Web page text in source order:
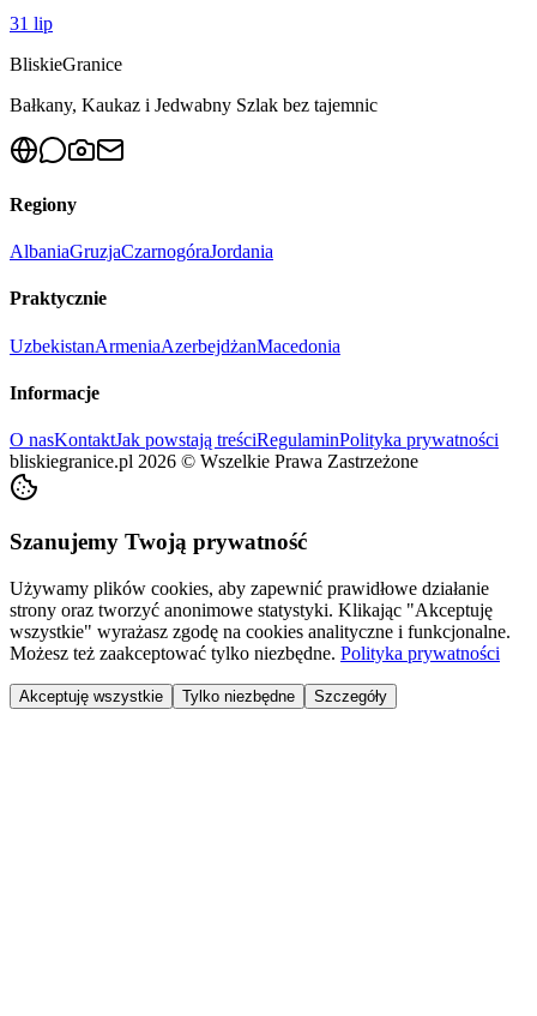
31 lip
BliskieGranice
Bałkany, Kaukaz i Jedwabny Szlak bez tajemnic
Regiony
AlbaniaGruzjaCzarnogóraJordania
Praktycznie
UzbekistanArmeniaAzerbejdżanMacedonia
Informacje
O nasKontaktJak powstają treściRegulaminPolityka prywatności
bliskiegranice.pl 2026 © Wszelkie Prawa Zastrzeżone
Szanujemy Twoją prywatność
Używamy plików cookies, aby zapewnić prawidłowe działanie
strony oraz tworzyć anonimowe statystyki. Klikając "Akceptuję
wszystkie" wyrażasz zgodę na cookies analityczne i funkcjonalne.
Możesz też zaakceptować tylko niezbędne. Polityka prywatności
Akceptuję wszystkie Tylko niezbędne Szczegóły